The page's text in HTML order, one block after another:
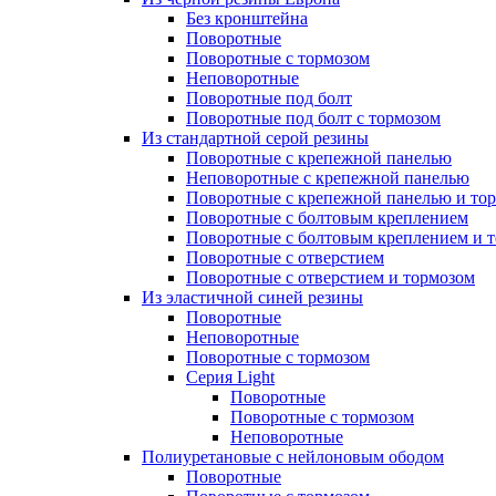
Без кронштейна
Поворотные
Поворотные с тормозом
Неповоротные
Поворотные под болт
Поворотные под болт с тормозом
Из стандартной серой резины
Поворотные с крепежной панелью
Неповоротные с крепежной панелью
Поворотные с крепежной панелью и
Поворотные с болтовым креплением
Поворотные с болтовым креплением и
Поворотные с отверстием
Поворотные с отверстием и тормозом
Из эластичной синей резины
Поворотные
Неповоротные
Поворотные с тормозом
Серия Light
Поворотные
Поворотные с тормозом
Неповоротные
Полиуретановые с нейлоновым ободом
Поворотные